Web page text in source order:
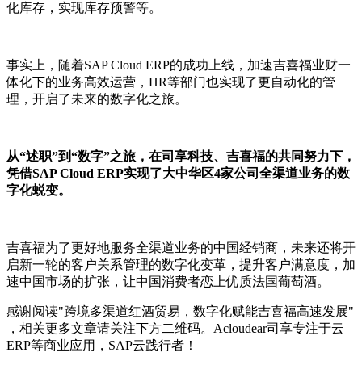
化库存，实现库存预警等。
事实上，随着SAP Cloud ERP的成功上线，加速吉喜福业财一
体化下的业务高效运营，HR等部门也实现了更自动化的管
理，开启了未来的数字化之旅。
从“述职”到“数字”之旅，在司享科技、吉喜福的共同努力下，
凭借SAP Cloud ERP实现了大中华区4家公司全渠道业务的数
字化蜕变。
吉喜福为了更好地服务全渠道业务的中国经销商，未来还将开
启新一轮的客户关系管理的数字化变革，提升客户满意度，加
速中国市场的扩张，让中国消费者恋上优质法国葡萄酒。
感谢阅读"跨境多渠道红酒贸易，数字化赋能吉喜福高速发展"
，相关更多文章请关注下方二维码。Acloudear司享专注于云
ERP等商业应用，SAP云践行者！